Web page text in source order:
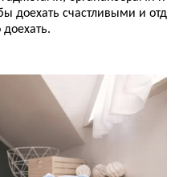
доехать счастливыми и отд